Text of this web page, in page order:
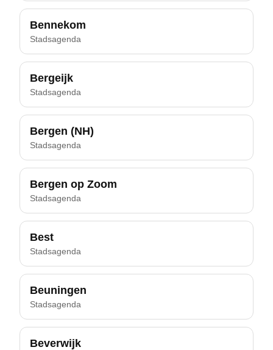
Bennekom
Stadsagenda
Bergeijk
Stadsagenda
Bergen (NH)
Stadsagenda
Bergen op Zoom
Stadsagenda
Best
Stadsagenda
Beuningen
Stadsagenda
Beverwijk